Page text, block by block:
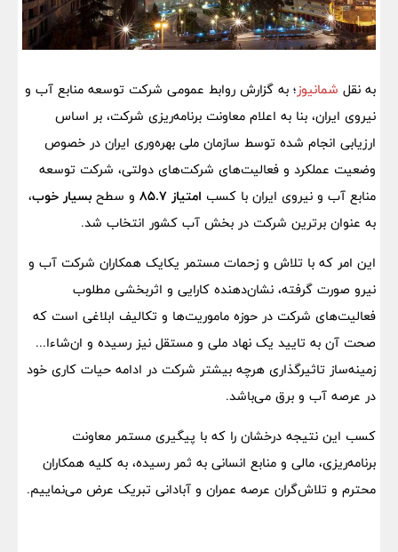
به نقل شمانیوز؛ به گزارش روابط عمومی شرکت توسعه منابع آب و
نیروی ایران، بنا به اعلام معاونت برنامه‌ریزی شرکت، بر اساس
ارزیابی انجام شده توسط سازمان ملی بهره‌وری ایران در خصوص
وضعیت عملکرد و فعالیت‌های شرکت‌های دولتی، شرکت توسعه
منابع آب و نیروی ایران با کسب امتیاز 85.7 و سطح بسیار خوب،
به عنوان برترین شرکت در بخش آب کشور انتخاب شد.
این امر که با تلاش و زحمات مستمر یکایک همکاران شرکت آب و
نیرو صورت گرفته، نشان‌دهنده کارایی و اثربخشی مطلوب
فعالیت‌های شرکت در حوزه ماموریت‌ها و تکالیف ابلاغی است که
صحت آن به تایید یک نهاد ملی و مستقل نیز رسیده و ان‌شاءا...
زمینه‌ساز تاثیرگذاری هرچه بیشتر شرکت در ادامه حیات کاری خود
در عرصه آب و برق می‌باشد.
کسب این نتیجه درخشان را که با پیگیری مستمر معاونت
برنامه‌ریزی، مالی و منابع انسانی به ثمر رسیده، به کلیه همکاران
محترم و تلاش‌گران عرصه عمران و آبادانی تبریک عرض می‌نماییم.